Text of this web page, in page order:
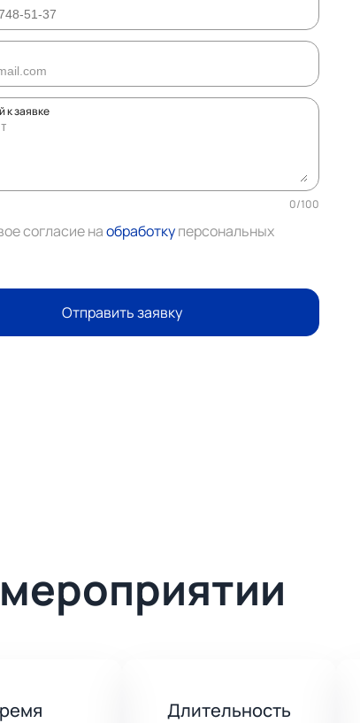
к заявке
0/100
согласие наобработкуперсональных
Отправить заявку
Длительность